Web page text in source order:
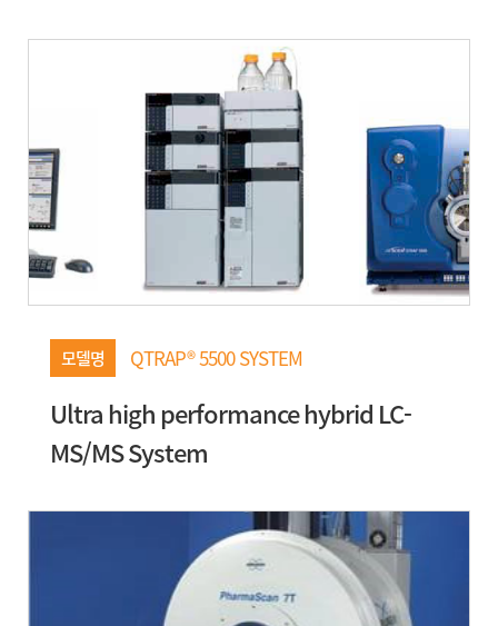
모델명 QTRAP® 5500 SYSTEM
Ultra high performance hybrid LC-
MS/MS System